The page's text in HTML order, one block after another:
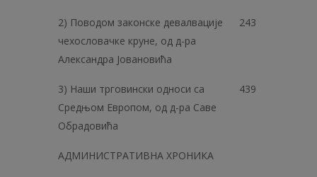
2) Поводом законске девалвације
чехословачке круне, од д-ра
Александра Јовановића
243
3) Наши трговински односи са
Средњом Европом, од д-ра Саве
Обрадовића
439
АДМИНИСТРАТИВНА ХРОНИКА